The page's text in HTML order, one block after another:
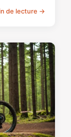
de lecture →